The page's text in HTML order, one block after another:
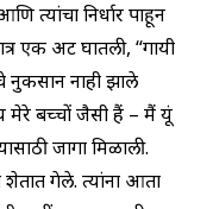
त्यांचा निर्धार पाहून
एक अट घातली, “गायी
नुकसान नाही झाले
मेरे बच्चों जैसी हैं – मैं यूं
जागा मिळाली.
गेले. त्यांना आता